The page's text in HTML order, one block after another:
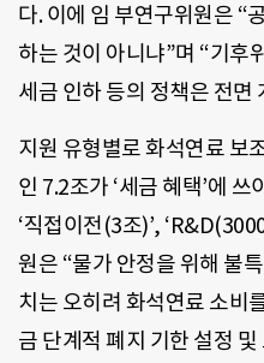
다. 이에 임 부연구위원은 “
하는 것이 아니냐”며 “기후
세금 인하 등의 정책은 전면
지원 유형별로 화석연료 보
인 7.2조가 ‘세금 혜택’에
‘직접이전(3조)’,
원은 “물가 안정을 위해 불
치는 오히려 화석연료 소비
금 단계적 폐지 기한 설정